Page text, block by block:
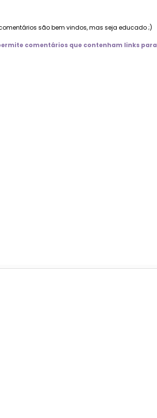
são bem vindos, mas seja educado ;)
comentários que contenham links para